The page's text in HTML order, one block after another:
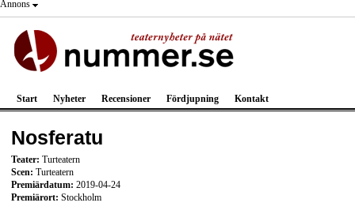
Annons
Start Nyheter Recensioner Fördjupning Kontakt
Nosferatu
Teater: Turteatern
Scen: Turteatern
Premiärdatum: 2019-04-24
Premiärort: Stockholm